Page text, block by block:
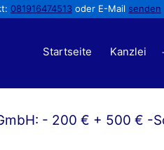
081916474513 oder E-Mail senden
Startseite Kanzlei